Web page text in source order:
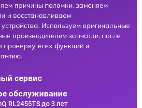
причины поломки, заменяем
и восстанавливаем
Используем оригинальные
производителем запчасти, после
проверку всех функций и
сервис
обслуживание
RL2455TS до 3 лет